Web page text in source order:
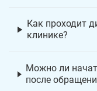
Как проходит
клинике?
Можно ли
после